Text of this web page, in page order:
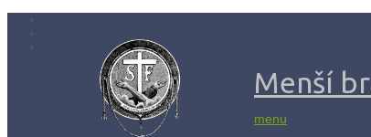
Menší
menu